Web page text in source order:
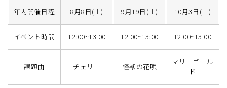
年内開催日程 8月8日(土) 9月19日(土) 10月3日(土)
イベント時間 12:00~13:00 12:00~13:00 12:00~13:00
課題曲 チェリー 怪獣の花唄
マリーゴール
ド